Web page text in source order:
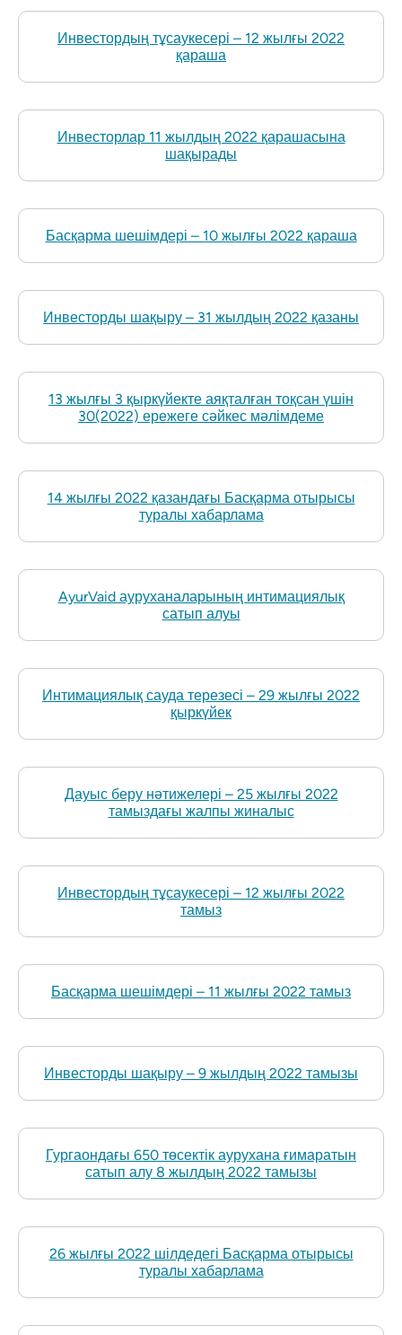
Инвестордың тұсаукесері – 12 жылғы 2022
қараша
Инвесторлар 11 жылдың 2022 қарашасына
шақырады
Басқарма шешімдері – 10 жылғы 2022 қараша
Инвесторды шақыру – 31 жылдың 2022 қазаны
13 жылғы 3 қыркүйекте аяқталған тоқсан үшін
30(2022) ережеге сәйкес мәлімдеме
14 жылғы 2022 қазандағы Басқарма отырысы
туралы хабарлама
AyurVaid ауруханаларының интимациялық
сатып алуы
Интимациялық сауда терезесі – 29 жылғы 2022
қыркүйек
Дауыс беру нәтижелері – 25 жылғы 2022
тамыздағы жалпы жиналыс
Инвестордың тұсаукесері – 12 жылғы 2022
тамыз
Басқарма шешімдері – 11 жылғы 2022 тамыз
Инвесторды шақыру – 9 жылдың 2022 тамызы
Гургаондағы 650 төсектік аурухана ғимаратын
сатып алу 8 жылдың 2022 тамызы
26 жылғы 2022 шілдедегі Басқарма отырысы
туралы хабарлама